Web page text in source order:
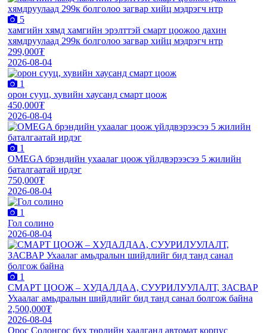
5
хамгийн хямд хамгийн эрэлттэй смарт цоожоо дахин
хямдруулаад 299к болголоо загвар хийц мэдрэгч нтр
299,000₮
2026-08-04
1
орон сууц, хувийн хаусанд смарт цоож
450,000₮
2026-08-04
1
OMEGA брэндийн ухаалаг цоож үйлдвэрээсээ 5 жилийн
баталгаатай ирдэг
750,000₮
2026-08-04
1
Гол солино
2026-08-04
1
СМАРТ ЦООЖ – ХУДАЛДАА, СУУРИЛУУЛАЛТ, ЗАСВАР
Ухаалаг амьдралын шийдлийг бид танд санал болгож байна
2,500,000₮
2026-08-04
Орос Солонгос бүх төрлийн хаалганд автомат корпус